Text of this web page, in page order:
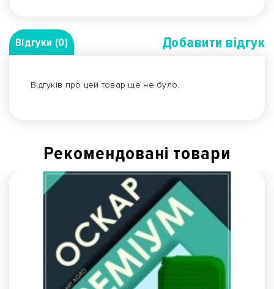
Відгуки (0) Добавити вiдгук
Відгуків про цей товар ще не було.
Рекомендованi товари